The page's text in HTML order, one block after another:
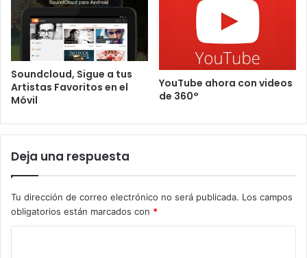
Soundcloud, Sigue a tus
Artistas Favoritos en el
Móvil
YouTube ahora con videos
de 360°
Deja una respuesta
Tu dirección de correo electrónico no será publicada. Los campos
obligatorios están marcados con *